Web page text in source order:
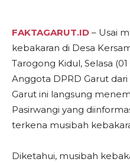
FAKTAGARUT.ID – Usai
kebakaran di Desa
Tarogong Kidul, Selasa
Anggota DPRD Garut
Garut ini langsung
Pasirwangi yang
terkena musibah
Diketahui, musibah